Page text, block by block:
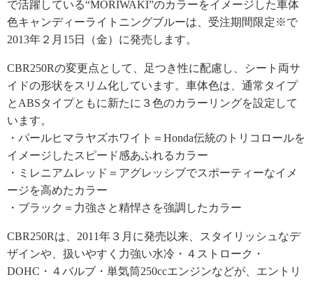
で活躍している“MORIWAKI”のカラーをイメージした車体
色キャンディーライトニングブルーは、受注期間限定※で
2013年２月15日（金）に発売します。
CBR250Rの変更点として、足つき性に配慮し、シート両サ
イドの形状をスリム化しています。車体色は、通常タイプ
とABSタイプともに新たに３色のカラーリングを設定して
います。
・パールヒマラヤズホワイト＝Honda伝統のトリコロールを
イメージしたスピード感あふれるカラー
・ミレニアムレッド＝アグレッシブでスポーティーなイメ
ージを高めたカラー
・ブラック＝力強さと精悍さを強調したカラー
CBR250Rは、2011年３月に発売以来、スタイリッシュなデ
ザインや、扱いやすく力強い水冷・４ストローク・
DOHC・４バルブ・単気筒250ccエンジンなどが、エントリ